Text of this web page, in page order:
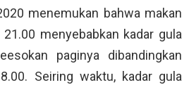
menemukan bahwa makan
menyebabkan kadar gula
paginya dibandingkan
Seiring waktu, kadar gula